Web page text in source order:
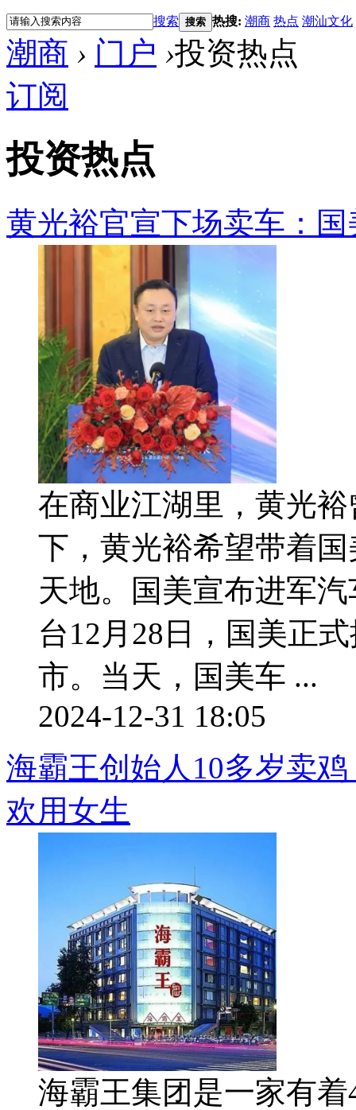
搜索 搜索 热搜: 潮商 热点 潮汕文化
潮商 › 门户 ›投资热点
订阅
投资热点
黄光裕官宣下场卖车：
在商业江湖里，黄光
下，黄光裕希望带着
天地。国美宣布进军
台12月28日，国美正
市。当天，国美车 ...
2024-12-31 18:05
海霸王创始人10多岁卖
欢用女生
海霸王集团是一家有